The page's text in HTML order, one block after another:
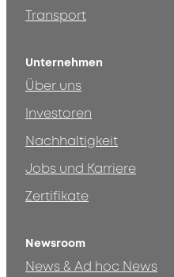
Transport
Unternehmen
Über uns
Investoren
Nachhaltigkeit
Jobs und Karriere
Zertifikate
Newsroom
News & Ad hoc News